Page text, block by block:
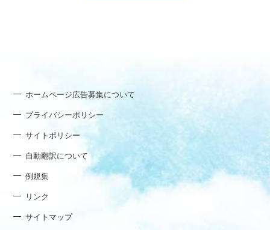
ホームページ広告募集について
プライバシーポリシー
サイトポリシー
自動翻訳について
例規集
リンク
サイトマップ